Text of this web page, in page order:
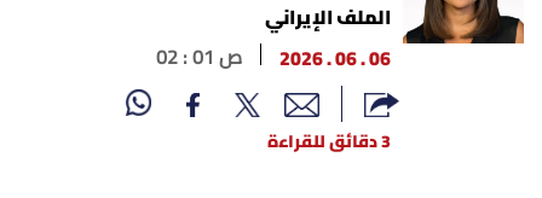
لبنان
الملف الإيراني
06 . 06 . 2026
02 : 01 ص
3 دقائق للقراءة